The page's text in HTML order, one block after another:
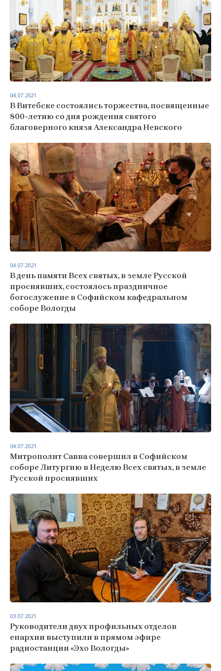
В Витебске состоялись торжества, посвященные
800-летию со дня рождения святого
благоверного князя Александра Невского
04.07.2021
В день памяти Всех святых, в земле Русской
просиявших, состоялось праздничное
богослужение в Софийском кафедральном
соборе Вологды
04.07.2021
Митрополит Савва совершил в Софийском
соборе Литургию в Неделю Всех святых, в земле
Русской просиявших
04.07.2021
Руководители двух профильных отделов
епархии выступили в прямом эфире
радиостанции «Эхо Вологды»
03.07.2021